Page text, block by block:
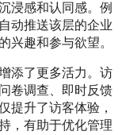
浸感和认同感。例
动推送该层的企业
兴趣和参与欲望。
添了更多活力。访
卷调查、即时反馈
提升了访客体验，
，有助于优化管理